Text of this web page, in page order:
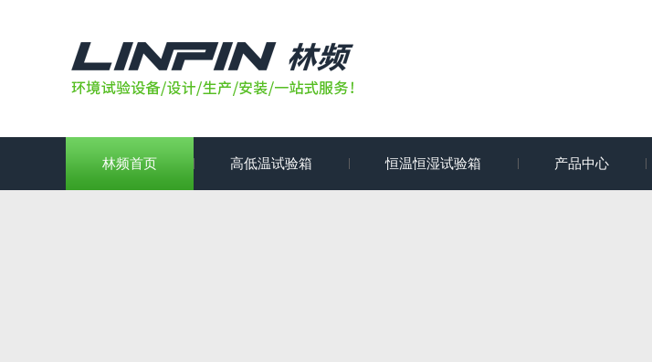
林频首页 高低温试验箱 恒温恒湿试验箱 产品中心